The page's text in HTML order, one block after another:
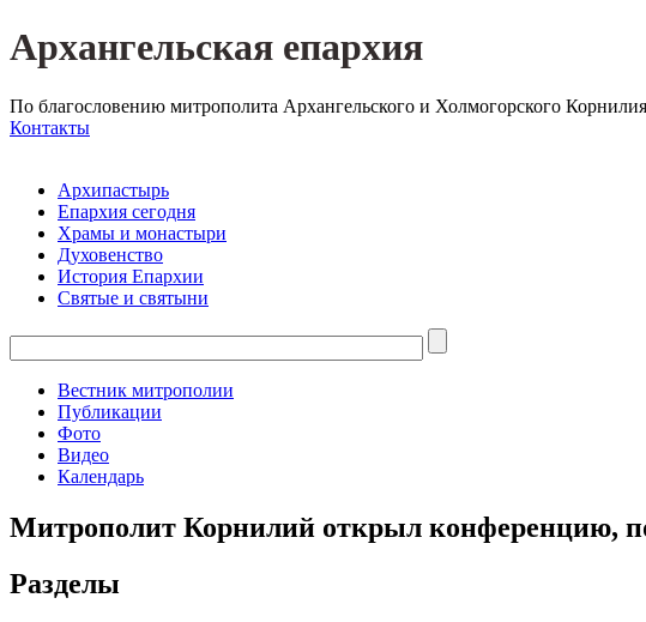
Архангельская епархия
По благословению митрополита Архангельского и Холмогорского Корнилия
Контакты
Архипастырь
Епархия сегодня
Храмы и монастыри
Духовенство
История Епархии
Святые и святыни
Вестник митрополии
Публикации
Фото
Видео
Календарь
Митрополит Корнилий открыл конференцию,
Разделы